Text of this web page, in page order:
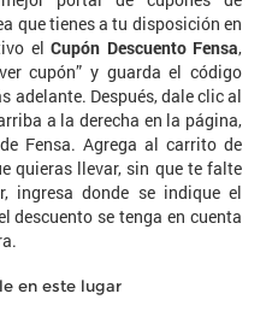
que tienes a tu disposición en
el Cupón Descuento Fensa,
cupón” y guarda el código
Después, dale clic al
a la derecha en la página,
Fensa. Agrega al carrito de
quieras llevar, sin que te falte
ingresa donde se indique el
descuento se tenga en cuenta
en este lugar